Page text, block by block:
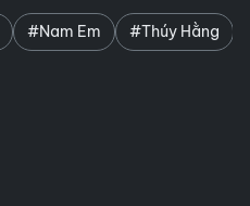
#Nam Em #Thúy Hằng